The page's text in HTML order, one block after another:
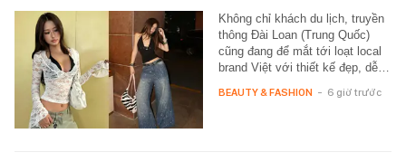
Không chỉ khách du lịch, truyền
thông Đài Loan (Trung Quốc)
cũng đang để mắt tới loạt local
brand Việt với thiết kế đẹp, dễ…
BEAUTY & FASHION - 6 giờ trước